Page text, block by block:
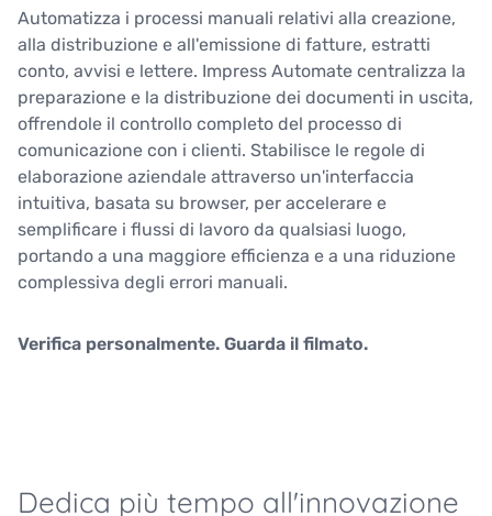
Automatizza i processi manuali relativi alla creazione,
alla distribuzione e all'emissione di fatture, estratti
conto, avvisi e lettere. Impress Automate centralizza la
preparazione e la distribuzione dei documenti in uscita,
offrendole il controllo completo del processo di
comunicazione con i clienti. Stabilisce le regole di
elaborazione aziendale attraverso un'interfaccia
intuitiva, basata su browser, per accelerare e
semplificare i flussi di lavoro da qualsiasi luogo,
portando a una maggiore efficienza e a una riduzione
complessiva degli errori manuali.
Verifica personalmente. Guarda il filmato.
Dedica più tempo all'innovazione